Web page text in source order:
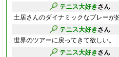
テニス大好き さん
土居さんのダイナミックなプレーが
テニス大好き さん
世界のツアーに戻ってきて欲しい。
テニス大好き さん